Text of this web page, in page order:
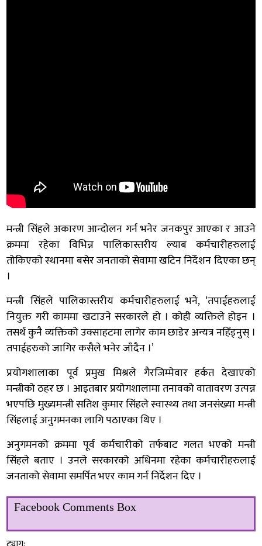
मन्त्री सिंहले अकारण आन्दोलन गर्न भनेर जनकपुर आएका र आउने
क्रममा रहेका विभिन्न पालिकास्तरीय ल्याब कर्मचारीहरुलाई
तोकिएको स्थानमा बसेर जनताको सेवामा खटिन निर्देशन दिएका छन्
।
मन्त्री सिंहले पालिकास्तरीय कर्मचारीहरुलाई भने, ‘तपाईहरुलाई
नियुक्त गरी काममा खटाउने सरकारले हो । कोही व्यक्तिले होइन ।
तसर्थ कुनै व्यक्तिको उक्साहटमा लागेर काम छाडेर अन्यत्र नहिँड्नुस् ।
तपाईहरुको जागिर कसैले भनेर जाँदैन ।’
प्रयोगशालाका पूर्व प्रमुख मिश्रले गैरजिम्मेवार हर्कत देखाएको
मन्त्रीको ठहर छ । आइतबार प्रयोगशालामा तनावको वातावरण उत्पन्न
भएपछि मुख्यमन्त्री सतिश कुमार सिंहले स्वास्थ्य तथा जनसंख्या मन्त्री
सिंहलाई अनुगमनका लागि पठाएका थिए ।
अनुगमनको क्रममा पूर्व कर्मचारीको तर्फबाट गलत भएको मन्त्री
सिंहले बताए । उनले सरकारको अधिनमा रहेका कर्मचारीहरुलाई
जनताको सेवामा समर्पित भएर काम गर्न निर्देशन दिए ।
Facebook Comments Box